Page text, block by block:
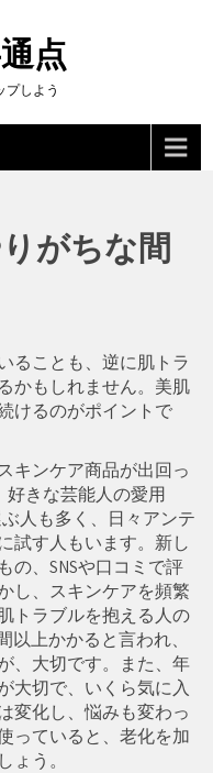
点
プしよう
がちな間
ることも、逆に肌トラ
かもしれません。美肌
けるのがポイントで
キンケア商品が出回っ
好きな芸能人の愛用
人も多く、日々アンテ
試す人もいます。新し
の、SNSや口コミで評
し、スキンケアを頻繁
トラブルを抱える人の
以上かかると言われ、
、大切です。また、年
大切で、いくら気に入
変化し、悩みも変わっ
っていると、老化を加
ょう。